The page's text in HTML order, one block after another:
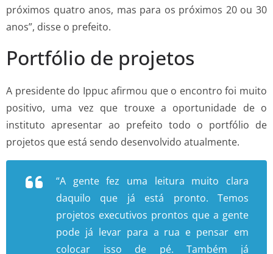
próximos quatro anos, mas para os próximos 20 ou 30
anos”, disse o prefeito.
Portfólio de projetos
A presidente do Ippuc afirmou que o encontro foi muito
positivo, uma vez que trouxe a oportunidade de o
instituto apresentar ao prefeito todo o portfólio de
projetos que está sendo desenvolvido atualmente.
“A gente fez uma leitura muito clara
daquilo que já está pronto. Temos
projetos executivos prontos que a gente
pode já levar para a rua e pensar em
colocar isso de pé. Também já